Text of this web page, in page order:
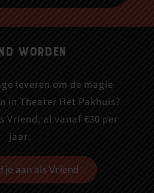
worden
leveren om de magie
in Theater Het Pakhuis?
Vriend, al vanaf €30 per
jaar.
je aan als Vriend